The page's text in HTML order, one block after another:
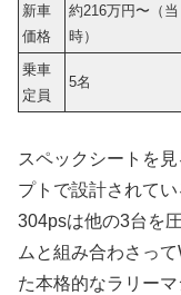
新車
価格
約216万円〜（当
時）
乗車
定員
5名
スペックシートを
プトで設計されて
304psは他の3台を
ムと組み合わさっ
た本格的なラリー